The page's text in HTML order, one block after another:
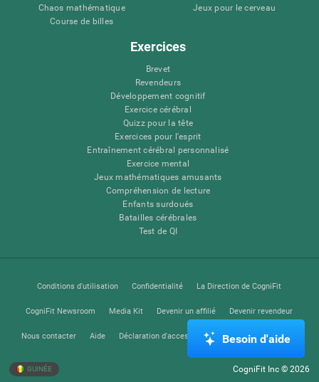
Chaos mathématique
Course de billes
Jeux pour le cerveau
Exercices
Brevet
Revendeurs
Développement cognitif
Exercice cérébral
Quizz pour la tête
Exercices pour l'esprit
Entraînement cérébral personnalisé
Exercice mental
Jeux mathématiques amusants
Compréhension de lecture
Enfants surdoués
Batailles cérébrales
Test de QI
Conditions d'utilisation Confidentialité La Direction de CogniFit
CogniFit Newsroom Media Kit Devenir un affilié Devenir revendeur
Nous contacter Aide Déclaration d'accessibilité Centre de Confiance
GUINÉE CogniFit Inc © 2026
Besoin d'aide